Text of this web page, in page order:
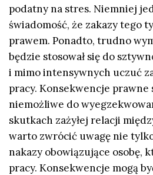
podatny na stres. Niemniej
świadomość, że zakazy tego
prawem. Ponadto, trudno
będzie stosował się do
i mimo intensywnych uczuć
pracy. Konsekwencje prawne
niemożliwe do
skutkach zażyłej relacji
warto zwrócić uwagę nie
nakazy obowiązujące osobę,
pracy. Konsekwencje mogą